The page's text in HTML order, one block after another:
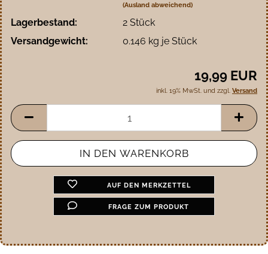
(Ausland abweichend)
Lagerbestand: 2 Stück
Versandgewicht:
0.146 kg je Stück
19,99 EUR
inkl. 19% MwSt. und zzgl. Versand
AUF DEN MERKZETTEL
FRAGE ZUM PRODUKT